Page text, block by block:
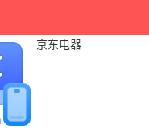
京东电器